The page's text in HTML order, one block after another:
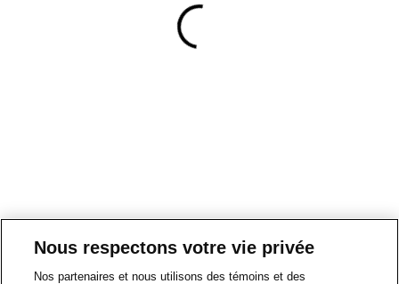
Nous respectons votre vie privée
Nos partenaires et nous utilisons des témoins et des